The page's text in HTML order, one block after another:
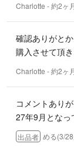
Charlotte - 約2ヶ
確認ありがと
購入させて頂
Charlotte - 約2ヶ
コメントあり
27年9月となっ
出品者 める(3/